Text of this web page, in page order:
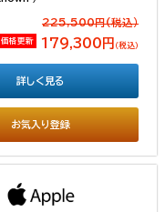
225,500円(税込）
価格更新 179,300円 （税込）
お気入り登録
詳しく見る